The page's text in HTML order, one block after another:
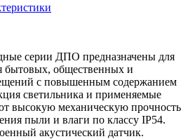
серии ДПО предназначены для
бытовых, общественных и
с повышенным содержанием
светильника и применяемые
высокую механическую прочность
пыли и влаги по классу IP54.
акустический датчик.